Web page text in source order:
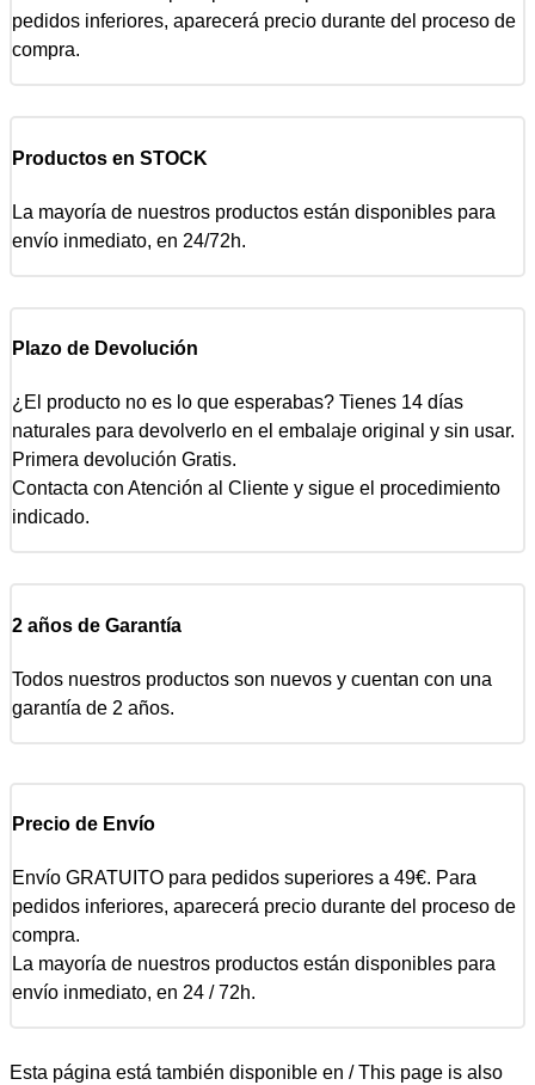
pedidos inferiores, aparecerá precio durante del proceso de
compra.
Productos en STOCK
La mayoría de nuestros productos están disponibles para
envío inmediato, en 24/72h.
Plazo de Devolución
¿El producto no es lo que esperabas? Tienes 14 días
naturales para devolverlo en el embalaje original y sin usar.
Primera devolución Gratis.
Contacta con Atención al Cliente y sigue el procedimiento
indicado.
2 años de Garantía
Todos nuestros productos son nuevos y cuentan con una
garantía de 2 años.
Precio de Envío
Envío GRATUITO para pedidos superiores a 49€. Para
pedidos inferiores, aparecerá precio durante del proceso de
compra.
La mayoría de nuestros productos están disponibles para
envío inmediato, en 24 / 72h.
Esta página está también disponible en / This page is also